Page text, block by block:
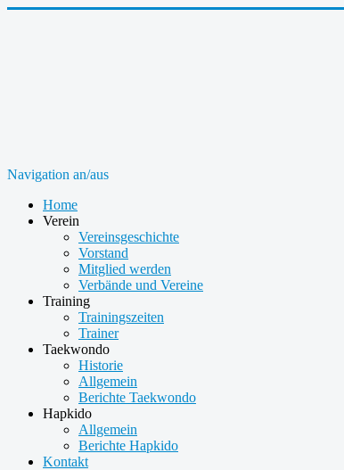
Navigation an/aus
Home
Verein
Vereinsgeschichte
Vorstand
Mitglied werden
Verbände und Vereine
Training
Trainingszeiten
Trainer
Taekwondo
Historie
Allgemein
Berichte Taekwondo
Hapkido
Allgemein
Berichte Hapkido
Kontakt